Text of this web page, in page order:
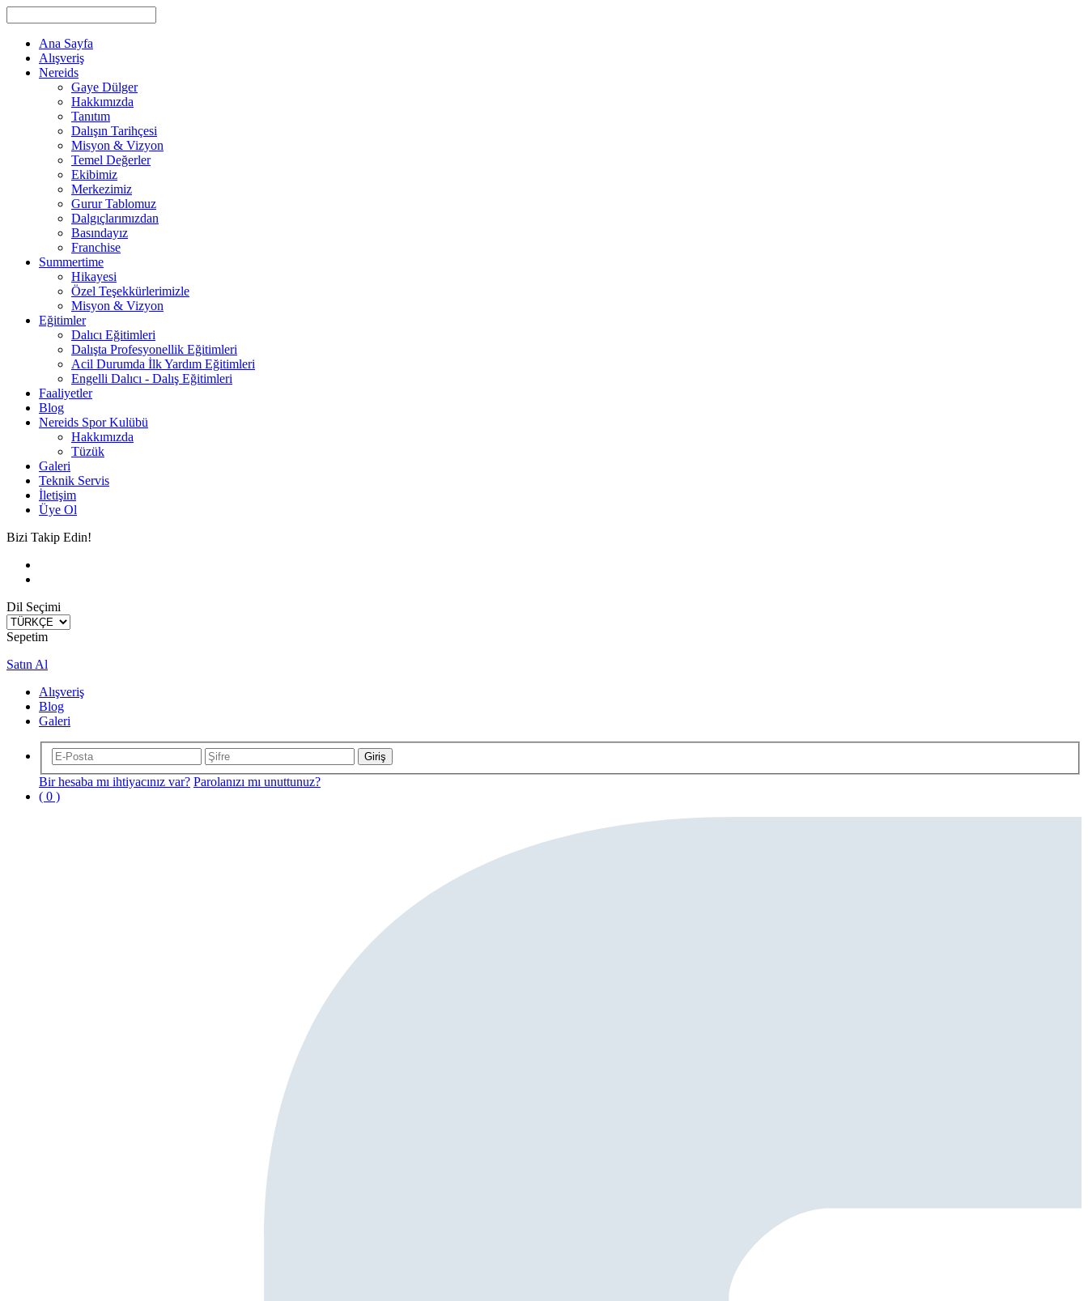
Ana Sayfa
Alışveriş
Nereids
Gaye Dülger
Hakkımızda
Tanıtım
Dalışın Tarihçesi
Misyon & Vizyon
Temel Değerler
Ekibimiz
Merkezimiz
Gurur Tablomuz
Dalgıçlarımızdan
Basındayız
Franchise
Summertime
Hikayesi
Özel Teşekkürlerimizle
Misyon & Vizyon
Eğitimler
Dalıcı Eğitimleri
Dalışta Profesyonellik Eğitimleri
Acil Durumda İlk Yardım Eğitimleri
Engelli Dalıcı - Dalış Eğitimleri
Faaliyetler
Blog
Nereids Spor Kulübü
Hakkımızda
Tüzük
Galeri
Teknik Servis
İletişim
Üye Ol
Bizi Takip Edin!
Dil Seçimi
Sepetim
Satın Al
Alışveriş
Blog
Galeri
Bir hesaba mı ihtiyacınız var? Parolanızı mı unuttunuz?
( 0 )